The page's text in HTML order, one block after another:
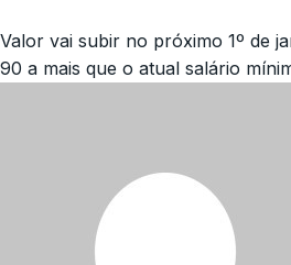
Valor vai subir no próximo 1º de
90 a mais que o atual salário